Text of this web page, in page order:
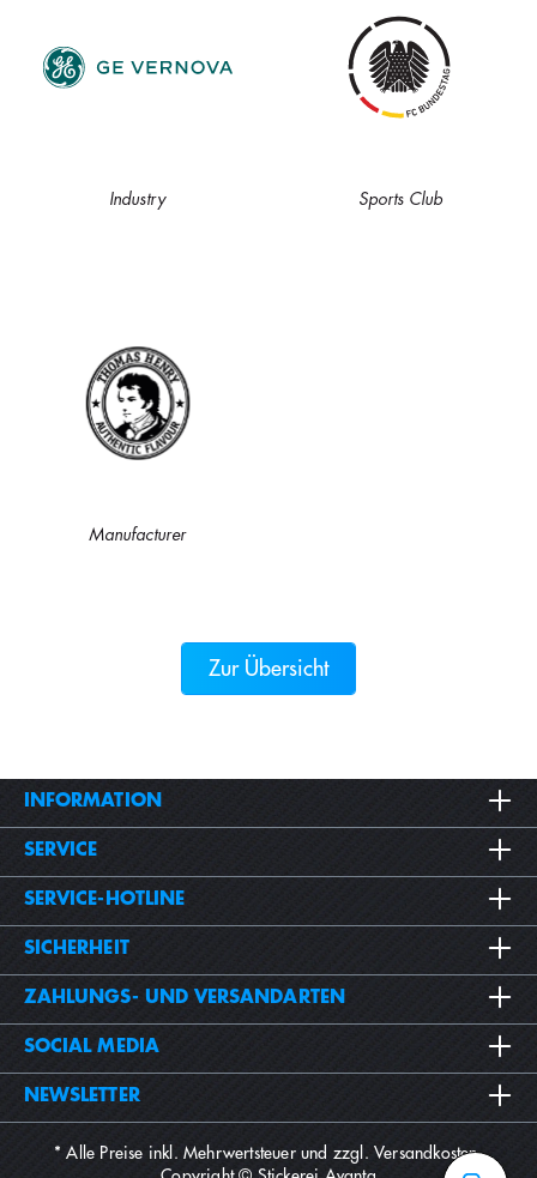
Industry Sports Club
Manufacturer
Zur Übersicht
INFORMATION
SERVICE
SERVICE-HOTLINE
SICHERHEIT
ZAHLUNGS- UND VERSANDARTEN
SOCIAL MEDIA
NEWSLETTER
* Alle Preise inkl. Mehrwertsteuer und zzgl.Versandkosten.